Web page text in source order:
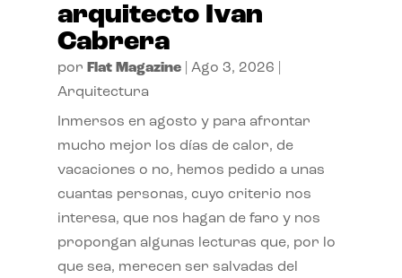
arquitecto Ivan
Cabrera
por Flat Magazine| Ago 3, 2026
Arquitectura
Inmersos en agosto y para afrontar
mucho mejor los días de calor, de
vacaciones o no, hemos pedido a unas
cuantas personas, cuyo criterio nos
interesa, que nos hagan de faro y nos
propongan algunas lecturas que, por lo
que sea, merecen ser salvadas del